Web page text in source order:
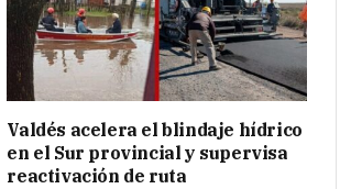
Valdés acelera el blindaje hídrico
en el Sur provincial y supervisa
reactivación de ruta